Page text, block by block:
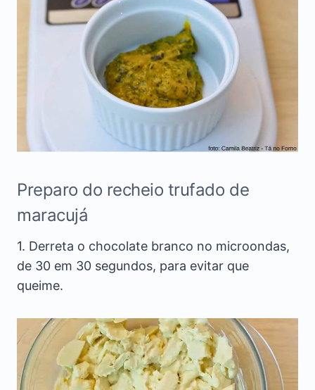
Preparo do recheio trufado de
maracujá
1. Derreta o chocolate branco no microondas,
de 30 em 30 segundos, para evitar que
queime.